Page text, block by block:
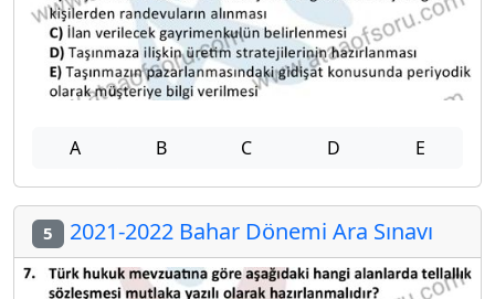
A B C D E
5 2021-2022 Bahar Dönemi Ara Sınavı